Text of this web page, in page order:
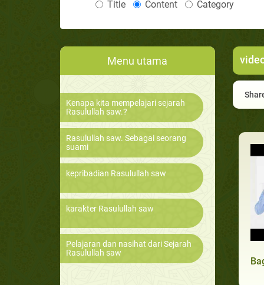
Title Content Category
Menu utama
Kenapa kita mempelajari sejarah
Rasulullah saw.?
Rasulullah saw. Sebagai seorang
suami
kepribadian Rasulullah saw
karakter Rasulullah saw
Pelajaran dan nasihat dari Sejarah
Rasulullah saw